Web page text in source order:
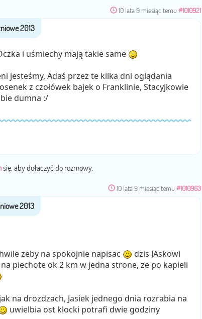
10 lata 9 miesiąc temu #1010921
i uśmiechy mają takie same
jesteśmy, Adaś przez te kilka dni oglądania
z czołówek bajek o Franklinie, Stacyjkowie
dumna :/
się, aby dołączyć do rozmowy.
10 lata 9 miesiąc temu #1010963
zeby na spokojnie napisac
dzis JAskowi
piechote ok 2 km w jedna strone, ze po kapieli
na drozdzach, Jasiek jednego dnia rozrabia na
uwielbia ost klocki potrafi dwie godziny